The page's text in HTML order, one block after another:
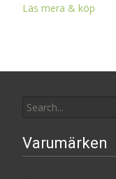
Läs mera & köp
for:
Varumärken